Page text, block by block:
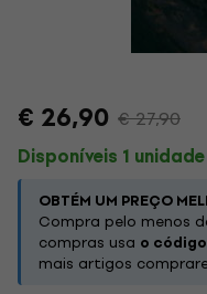
€ 26,90 € 27,90
Disponíveis 1 unidade
OBTÉM UM PREÇO
Compra pelo menos
compras usa o
mais artigos